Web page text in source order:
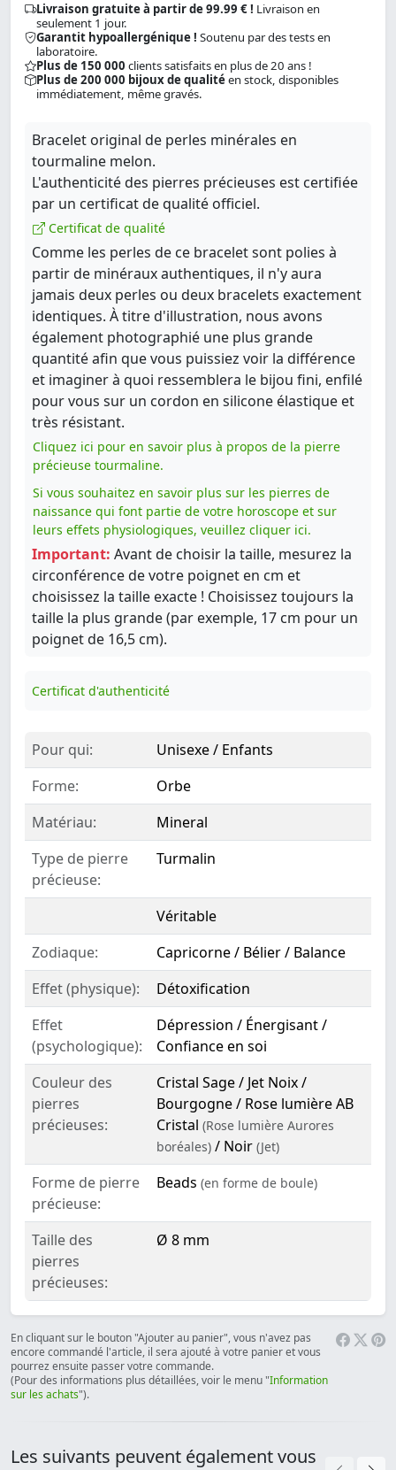
Livraison gratuite à partir de 99.99 € ! Livraison en
seulement 1 jour.
Garantit hypoallergénique ! Soutenu par des tests en
laboratoire.
Plus de 150 000 clients satisfaits en plus de 20 ans !
Plus de 200 000 bijoux de qualitéen stock, disponibles
immédiatement, même gravés.
Bracelet original de perles minérales en
tourmaline melon.
L'authenticité des pierres précieuses est certifiée
par un certificat de qualité officiel.
Certificat de qualité
Comme les perles de ce bracelet sont polies à
partir de minéraux authentiques, il n'y aura
jamais deux perles ou deux bracelets exactement
identiques. À titre d'illustration, nous avons
également photographié une plus grande
quantité afin que vous puissiez voir la différence
et imaginer à quoi ressemblera le bijou fini, enfilé
pour vous sur un cordon en silicone élastique et
très résistant.
Cliquez ici pour en savoir plus à propos de la pierre
précieuse tourmaline.
Si vous souhaitez en savoir plus sur les pierres de
naissance qui font partie de votre horoscope et sur
leurs effets physiologiques, veuillez cliquer ici.
Important: Avant de choisir la taille, mesurez la
circonférence de votre poignet en cm et
choisissez la taille exacte ! Choisissez toujours la
taille la plus grande (par exemple, 17 cm pour un
poignet de 16,5 cm).
Certificat d'authenticité
Pour qui:
Unisexe / Enfants
Forme:
Orbe
Matériau:
Mineral
Type de pierre
précieuse:
Turmalin
Véritable
Zodiaque:
Capricorne / Bélier / Balance
Effet (physique):
Détoxification
Effet
(psychologique):
Dépression / Énergisant /
Confiance en soi
Couleur des
pierres
précieuses:
Cristal Sage / Jet Noix /
Bourgogne / Rose lumière AB
Cristal (Rose lumière Aurores
boréales) / Noir (Jet)
Forme de pierre
précieuse:
Beads (en forme de boule)
Taille des
pierres
précieuses:
Ø 8 mm
En cliquant sur le bouton "Ajouter au panier", vous n'avez pas
encore commandé l'article, il sera ajouté à votre panier et vous
pourrez ensuite passer votre commande.
(Pour des informations plus détaillées, voir le menu "Information
sur les achats").
Les suivants peuvent également vous